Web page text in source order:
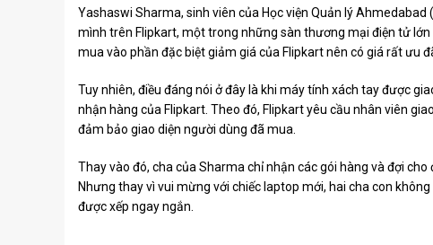
Yashaswi Sharma, sinh viên của Học viện Quản lý
mình trên Flipkart, một trong những sàn thương mại điện tử
mua vào phần đặc biệt giảm giá của Flipkart nên có giá rất ưu
Tuy nhiên, điều đáng nói ở đây là khi máy tính xách tay được
nhận hàng của Flipkart. Theo đó, Flipkart yêu cầu nhân viên
đảm bảo giao diện người dùng đã mua.
Thay vào đó, cha của Sharma chỉ nhận các gói hàng và đợi
Nhưng thay vì vui mừng với chiếc laptop mới, hai cha con
được xếp ngay ngắn.